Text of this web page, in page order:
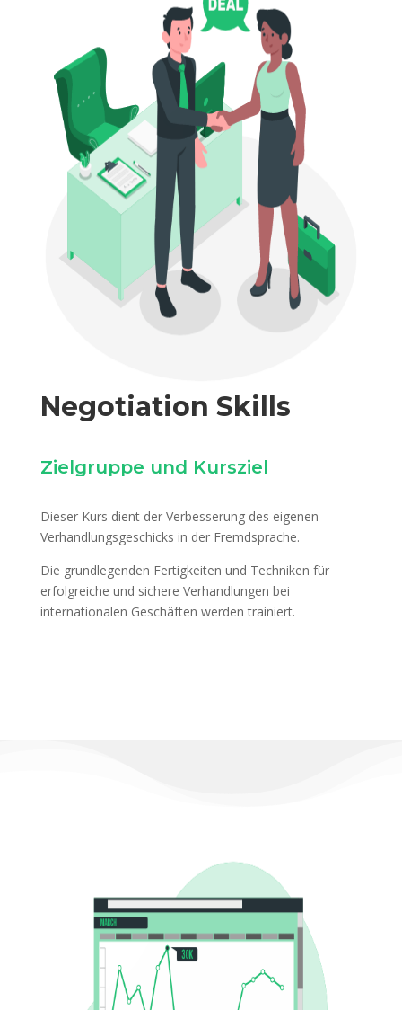
Negotiation Skills
Zielgruppe und Kursziel
Dieser Kurs dient der Verbesserung des eigenen
Verhandlungsgeschicks in der Fremdsprache.
Die grundlegenden Fertigkeiten und Techniken für
erfolgreiche und sichere Verhandlungen bei
internationalen Geschäften werden trainiert.